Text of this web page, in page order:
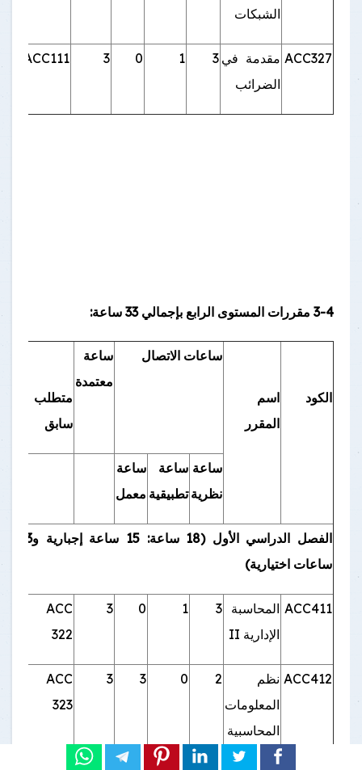
الشبكات
ACC327 مقدمة في
الضرائب
3
1
0
3
ACC111
3-4 مقررات المستوى الرابع بإجمالي 33 ساعة:
الكود
اسم
المقرر
ساعات الاتصال
ساعة
معتمدة
متطلب
سابق
ساعة
نظرية
ساعة
تطبيقية
ساعة
معمل
الفصل الدراسي الأول (18 ساعة: 15 ساعة إجبارية و3
ساعات اختيارية)
ACC411 المحاسبة
الإدارية II
3
1
0
3
ACC
322
ACC412 نظم
المعلومات
المحاسبية
2
0
3
3
ACC
323